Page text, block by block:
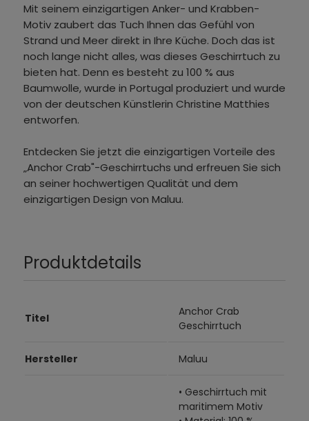
Mit seinem einzigartigen Anker- und Krabben-
Motiv zaubert das Tuch Ihnen das Gefühl von
Strand und Meer direkt in Ihre Küche. Doch das ist
noch lange nicht alles, was dieses Geschirrtuch zu
bieten hat. Denn es besteht zu 100 % aus
Baumwolle, wurde in Portugal produziert und wurde
von der deutschen Künstlerin Christine Matthies
entworfen.
Entdecken Sie jetzt die einzigartigen Vorteile des
„Anchor Crab"-Geschirrtuchs und erfreuen Sie sich
an seiner hochwertigen Qualität und dem
einzigartigen Design von Maluu.
Produktdetails
Titel
Anchor Crab
Geschirrtuch
Hersteller Maluu
• Geschirrtuch mit
maritimem Motiv